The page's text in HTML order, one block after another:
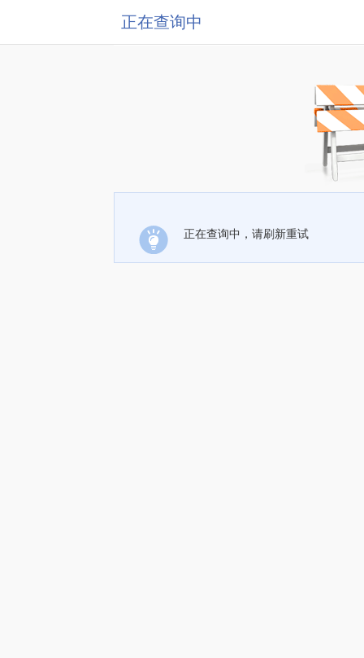
正在查询中
正在查询中，请刷新重试